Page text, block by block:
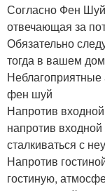
Согласно Фен
отвечающая за
Обязательно
тогда в вашем
Неблагоприятные
фен шуй
Напротив
напротив
сталкиваться с
Напротив
гостиную,